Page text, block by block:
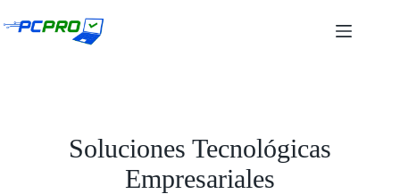
al
Soluciones Tecnológicas
Empresariales